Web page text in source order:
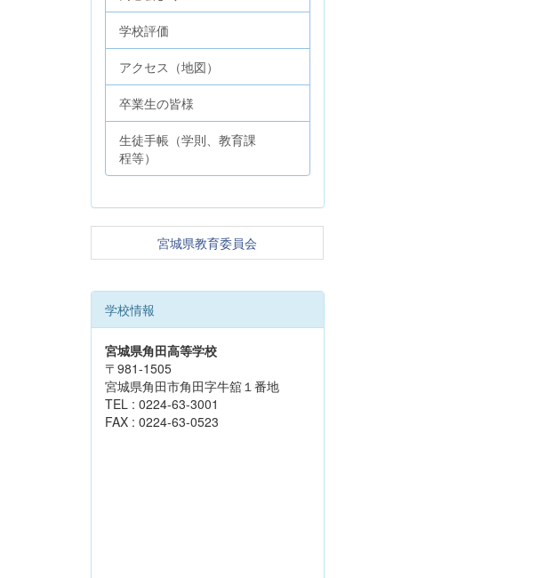
学校評価
アクセス（地図）
卒業生の皆様
生徒手帳（学則、教育課
程等）
宮城県教育委員会
学校情報
宮城県角田高等学校
〒981-1505
宮城県角田市角田字牛舘１番地
TEL : 0224-63-3001
FAX : 0224-63-0523